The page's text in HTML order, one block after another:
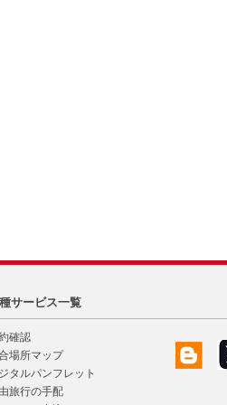
サービス一覧
確認
場所マップ
タルパンフレット
旅行の手配